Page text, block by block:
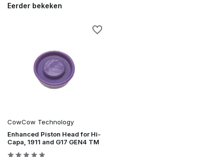
Eerder bekeken
CowCow Technology
Enhanced Piston Head for Hi-
Capa, 1911 and G17 GEN4 TM